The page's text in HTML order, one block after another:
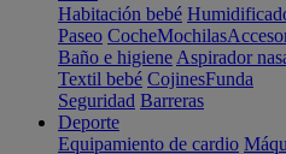
Habitación bebé
Paseo CocheMochilas
Baño e higiene Aspirador
Textil bebé CojinesFunda
Seguridad Barreras
Deporte
Equipamiento de cardio